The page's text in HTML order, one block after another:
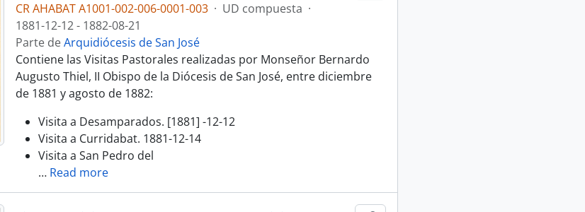
CR AHABAT A1001-002-006-0001-003 · UD compuesta ·
1881-12-12 - 1882-08-21
Parte deArquidiócesis de San José
Contiene las Visitas Pastorales realizadas por Monseñor Bernardo
Augusto Thiel, II Obispo de la Diócesis de San José, entre diciembre
de 1881 y agosto de 1882:
Visita a Desamparados. [1881] -12-12
Visita a Curridabat. 1881-12-14
Visita a San Pedro del
… Read more